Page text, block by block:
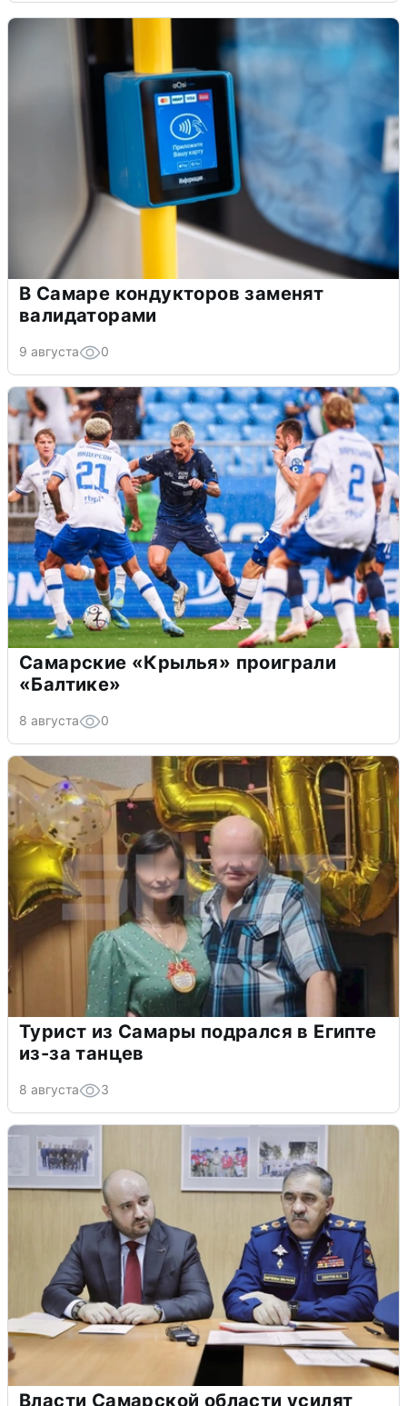
В Самаре кондукторов заменят
валидаторами
9 августа 0
Самарские «Крылья» проиграли
«Балтике»
8 августа 0
Турист из Самары подрался в Египте
из-за танцев
8 августа 3
Власти Самарской области усилят